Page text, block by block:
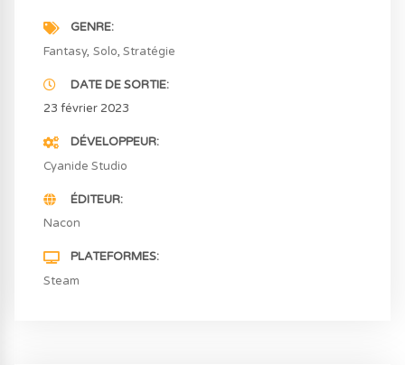
GENRE
Fantasy Solo Stratégie
DATE DE SORTIE
23 février 2023
DÉVELOPPEUR
Cyanide Studio
ÉDITEUR
Nacon
PLATEFORMES
Steam